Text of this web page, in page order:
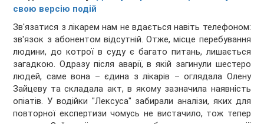
свою версію подій
Зв'язатися з лікарем нам не вдається навіть телефоном:
зв'язок з абонентом відсутній. Отже, місце перебування
людини, до котрої в суду є багато питань, лишається
загадкою. Одразу після аварії, в якій загинули шестеро
людей, саме вона – єдина з лікарів – оглядала Олену
Зайцеву та складала акт, в якому зазначила наявність
опіатів. У водійки "Лексуса" забирали аналізи, яких для
повторної експертизи чомусь не вистачило, тож тепер